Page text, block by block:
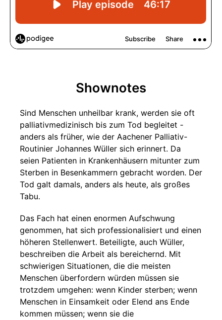
Shownotes
Sind Menschen unheilbar krank, werden sie oft
palliativmedizinisch bis zum Tod begleitet -
anders als früher, wie der Aachener Palliativ-
Routinier Johannes Wüller sich erinnert. Da
seien Patienten in Krankenhäusern mitunter zum
Sterben in Besenkammern gebracht worden. Der
Tod galt damals, anders als heute, als großes
Tabu.
Das Fach hat einen enormen Aufschwung
genommen, hat sich professionalisiert und einen
höheren Stellenwert. Beteiligte, auch Wüller,
beschreiben die Arbeit als bereichernd. Mit
schwierigen Situationen, die die meisten
Menschen überfordern würden müssen sie
trotzdem umgehen: wenn Kinder sterben; wenn
Menschen in Einsamkeit oder Elend ans Ende
kommen müssen; wenn sie die